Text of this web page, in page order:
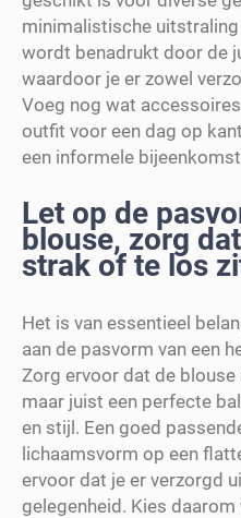
minimalistische
wordt benadrukt door de
waardoor je er zowel
Voeg nog wat
outfit voor een dag op
een informele
Let op de
blouse, zorg
strak of te los
Het is van essentieel
aan de pasvorm van een
Zorg ervoor dat de
maar juist een perfecte
en stijl. Een goed
lichaamsvorm op een
ervoor dat je er verzorgd
gelegenheid. Kies